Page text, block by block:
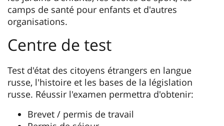
camps de santé pour enfants et d'autres
organisations.
Centre de test
Test d'état des citoyens étrangers en langue
russe, l'histoire et les bases de la législation
russe. Réussir l'examen permettra d'obtenir:
Brevet / permis de travail